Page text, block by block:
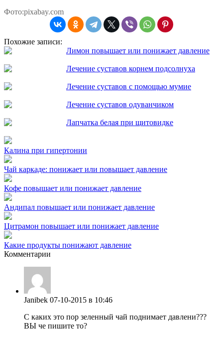
Фото:pixabay.com
Похожие записи:
Лимон повышает или понижает давление
Лечение суставов корнем подсолнуха
Лечение суставов с помощью мумие
Лечение суставов одуванчиком
Лапчатка белая при щитовидке
Калина при гипертонии
Чай каркаде: понижает или повышает давление
Кофе повышает или понижает давление
Андипал повышает или понижает давление
Цитрамон повышает или понижает давление
Какие продукты понижают давление
Комментарии
Janibek 07-10-2015 в 10:46
С каких это пор зеленный чай поднимает давлени???
ВЫ че пишите то?